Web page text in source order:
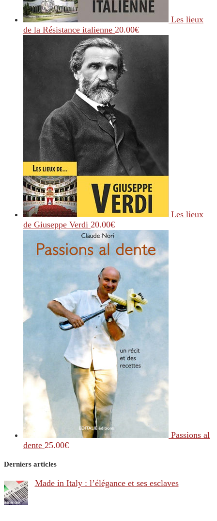
Les lieux
de la Résistance italienne 20.00€
Les lieux
de Giuseppe Verdi 20.00€
Passions al
dente 25.00€
Derniers articles
Made in Italy : l’élégance et ses esclaves